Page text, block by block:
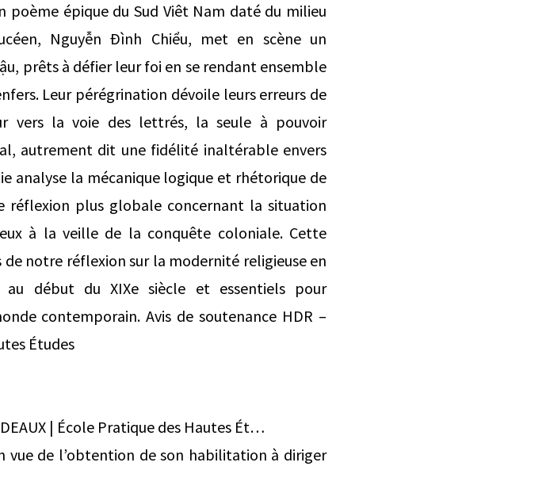
poème épique du Sud Viêt Nam daté du milieu
Nguyễn Đình Chiểu, met en scène un
prêts à défier leur foi en se rendant ensemble
Leur pérégrination dévoile leurs erreurs de
vers la voie des lettrés, la seule à pouvoir
autrement dit une fidélité inaltérable envers
analyse la mécanique logique et rhétorique de
réflexion plus globale concernant la situation
à la veille de la conquête coloniale. Cette
notre réflexion sur la modernité religieuse en
début du XIXe siècle et essentiels pour
contemporain. Avis de soutenance HDR –
Études
| École Pratique des Hautes Ét…
vue de l’obtention de son habilitation à diriger